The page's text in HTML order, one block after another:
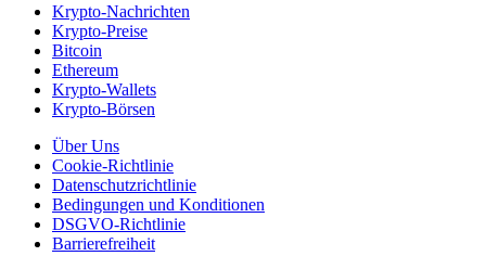
Krypto-Nachrichten
Krypto-Preise
Bitcoin
Ethereum
Krypto-Wallets
Krypto-Börsen
Über Uns
Cookie-Richtlinie
Datenschutzrichtlinie
Bedingungen und Konditionen
DSGVO-Richtlinie
Barrierefreiheit